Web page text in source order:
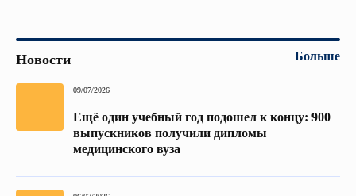
Новости Больше
09/07/2026
Ещё один учебный год подошел к концу: 900
выпускников получили дипломы
медицинского вуза